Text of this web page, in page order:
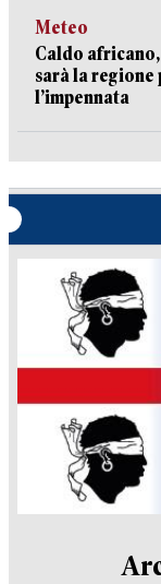
Meteo
Caldo africano,
sarà la regione
l’impennata